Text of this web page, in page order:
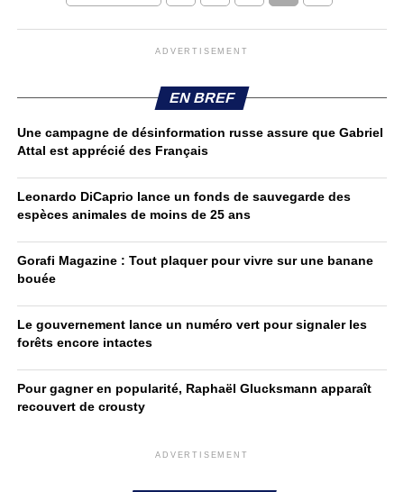
ADVERTISEMENT
EN BREF
Une campagne de désinformation russe assure que Gabriel
Attal est apprécié des Français
Leonardo DiCaprio lance un fonds de sauvegarde des
espèces animales de moins de 25 ans
Gorafi Magazine : Tout plaquer pour vivre sur une banane
bouée
Le gouvernement lance un numéro vert pour signaler les
forêts encore intactes
Pour gagner en popularité, Raphaël Glucksmann apparaît
recouvert de crousty
ADVERTISEMENT